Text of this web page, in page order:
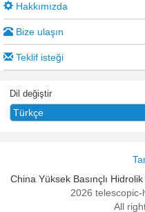
Hakkımızda
Bize ulaşın
Teklif isteği
Dil değiştir
China Yüksek Basınçlı
2026 telescopic-
All